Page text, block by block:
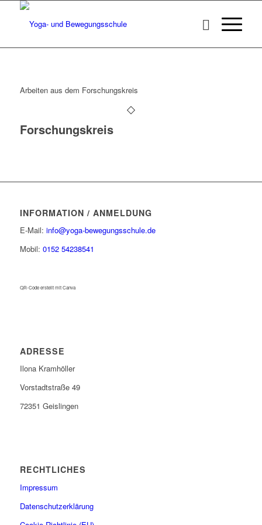
Arbeiten aus dem Forschungskreis
Forschungskreis
INFORMATION / ANMELDUNG
E-Mail: info@yoga-bewegungsschule.de
Mobil: 0152 54238541
QR-Code erstellt mit Canva
ADRESSE
Ilona Kramhöller
Vorstadtstraße 49
72351 Geislingen
RECHTLICHES
Impressum
Datenschutzerklärung